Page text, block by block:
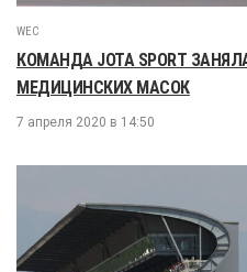
WEC
КОМАНДА JOTA SPORT
МЕДИЦИНСКИХ МАСОК
7 апреля 2020 в 14:50